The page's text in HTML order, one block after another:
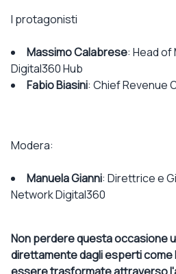
I protagonisti
Massimo Calabrese: Head
Digital360 Hub
Fabio Biasini: Chief Revenue
Modera:
Manuela Gianni: Direttrice e
Network Digital360
Non perdere questa occasione
direttamente dagli esperti come